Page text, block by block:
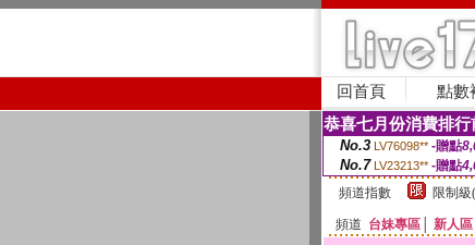
回首頁 點數
恭喜七月份消費排
No.3 LV76098** -贈點
No.7 LV23213** -贈點
頻道指數
限制
頻道 台妹專區 新人區